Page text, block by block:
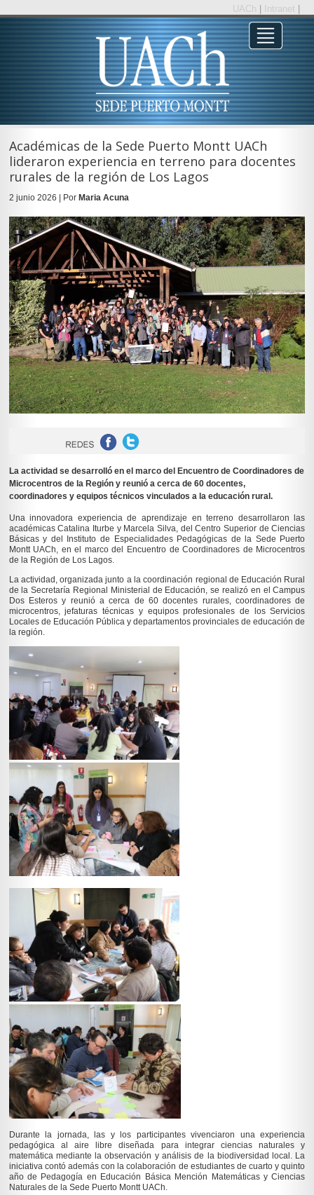
UACh Intranet
Académicas de la Sede Puerto Montt UACh
lideraron experiencia en terreno para docentes
rurales de la región de Los Lagos
2 junio 2026 | Por Maria Acuna
La actividad se desarrolló en el marco del Encuentro de Coordinadores de
Microcentros de la Región y reunió a cerca de 60 docentes,
coordinadores y equipos técnicos vinculados a la educación rural.
Una innovadora experiencia de aprendizaje en terreno desarrollaron las
académicas Catalina Iturbe y Marcela Silva, del Centro Superior de Ciencias
Básicas y del Instituto de Especialidades Pedagógicas de la Sede Puerto
Montt UACh, en el marco del Encuentro de Coordinadores de Microcentros
de la Región de Los Lagos.
La actividad, organizada junto a la coordinación regional de Educación Rural
de la Secretaría Regional Ministerial de Educación, se realizó en el Campus
Dos Esteros y reunió a cerca de 60 docentes rurales, coordinadores de
microcentros, jefaturas técnicas y equipos profesionales de los Servicios
Locales de Educación Pública y departamentos provinciales de educación de
la región.
Durante la jornada, las y los participantes vivenciaron una experiencia
pedagógica al aire libre diseñada para integrar ciencias naturales y
matemática mediante la observación y análisis de la biodiversidad local. La
iniciativa contó además con la colaboración de estudiantes de cuarto y quinto
año de Pedagogía en Educación Básica Mención Matemáticas y Ciencias
Naturales de la Sede Puerto Montt UACh.